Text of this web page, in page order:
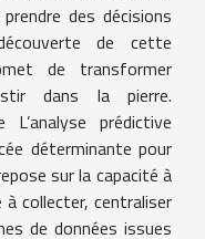
des décisions
de cette
de transformer
dans la pierre.
L’analyse prédictive
déterminante pour
sur la capacité à
collecter, centraliser
de données issues